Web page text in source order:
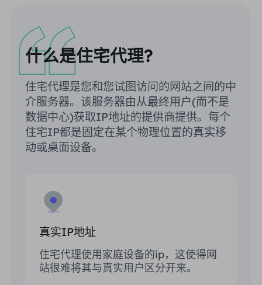
什么是住宅代理?
住宅代理是您和您试图访问的网站之间的中
介服务器。该服务器由从最终用户(而不是
数据中心)获取IP地址的提供商提供。每个
住宅IP都是固定在某个物理位置的真实移
动或桌面设备。
真实IP地址
住宅代理使用家庭设备的ip，这使得网
站很难将其与真实用户区分开来。